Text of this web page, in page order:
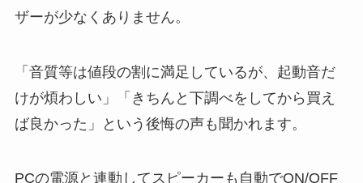
ザーが少なくありません。
「音質等は値段の割に満足しているが、起動音だ
けが煩わしい」「きちんと下調べをしてから買え
ば良かった」という後悔の声も聞かれます。
PCの電源と連動してスピーカーも自動でON/OFF